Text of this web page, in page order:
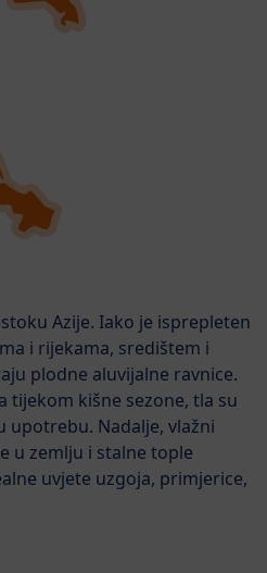
Azije. Iako je isprepleten
i rijekama, središtem i
plodne aluvijalne ravnice.
tijekom kišne sezone, tla su
upotrebu. Nadalje, vlažni
u zemlju i stalne tople
uvjete uzgoja, primjerice,